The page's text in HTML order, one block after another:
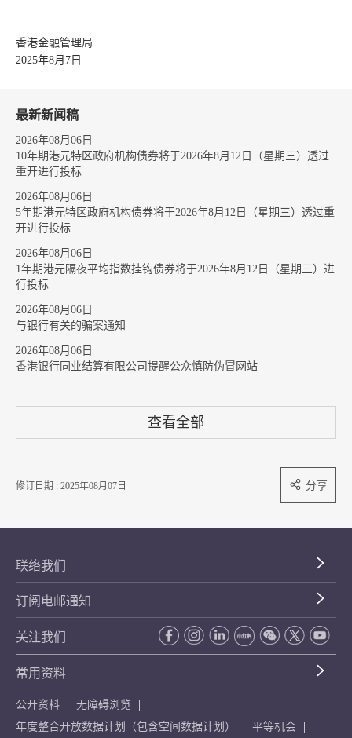
香港金融管理局
2025年8月7日
最新新闻稿
2026年08月06日
10年期港元特区政府机构债券将于2026年8月12日（星期三）透过
重开进行投标
2026年08月06日
5年期港元特区政府机构债券将于2026年8月12日（星期三）透过重
开进行投标
2026年08月06日
1年期港元隔夜平均指数挂钩债券将于2026年8月12日（星期三）进
行投标
2026年08月06日
与银行有关的骗案通知
2026年08月06日
香港银行同业结算有限公司提醒公众慎防伪冒网站
查看全部
修订日期 : 2025年08月07日 分享
联络我们
订阅电邮通知
关注我们
常用资料
公开资料
无障碍浏览
年度整合开放数据计划（包含空间数据计划）
平等机会